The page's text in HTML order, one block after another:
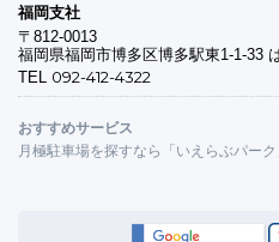
福岡支社
〒812-0013
福岡県福岡市博多区博多駅東1-1-33
TEL 092-412-4322
おすすめサービス
月極駐車場を探すなら「いえらぶパーク